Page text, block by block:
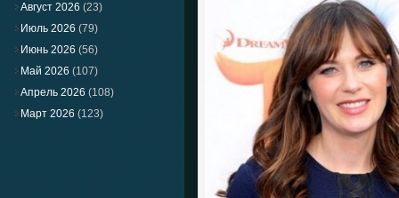
Август 2026 (23)
Июль 2026 (79)
Июнь 2026 (56)
Май 2026 (107)
Апрель 2026 (108)
Март 2026 (123)